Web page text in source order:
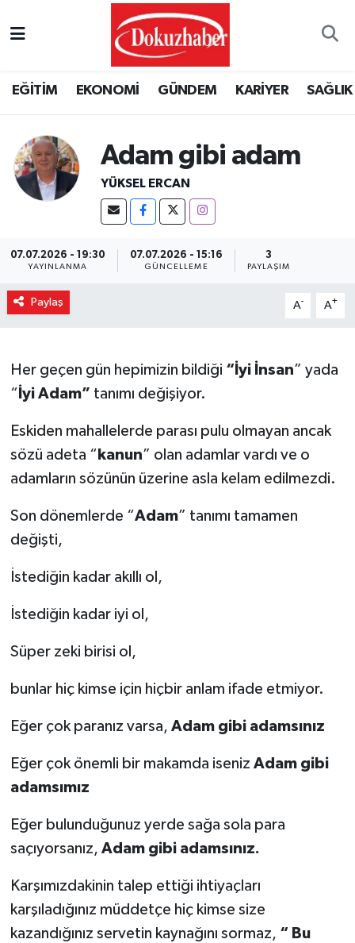
EĞİTİM EKONOMİ GÜNDEM KARİYER SAĞLIK
Adam gibi adam
YÜKSEL ERCAN
07.07.2026 - 19:30
YAYINLANMA
07.07.2026 - 15:16
GÜNCELLEME
3
PAYLAŞIM
Paylaş A- A+
Her geçen gün hepimizin bildiği “İyi İnsan” yada
“ İyi Adam” tanımı değişiyor.
Eskiden mahallelerde parası pulu olmayan ancak
sözü adeta “ kanun” olan adamlar vardı ve o
adamların sözünün üzerine asla kelam edilmezdi.
Son dönemlerde “Adam” tanımı tamamen
değişti,
İstediğin kadar akıllı ol,
İstediğin kadar iyi ol,
Süper zeki birisi ol,
bunlar hiç kimse için hiçbir anlam ifade etmiyor.
Eğer çok paranız varsa, Adam gibi adamsınız
Eğer çok önemli bir makamda iseniz Adam gibi
adamsımız
Eğer bulunduğunuz yerde sağa sola para
saçıyorsanız, Adam gibi adamsınız.
Karşımızdakinin talep ettiği ihtiyaçları
karşıladığınız müddetçe hiç kimse size
kazandığınız servetin kaynağını sormaz, “ Bu
Puan Durumu ve Fikstür
Tüm Manşetler
Son Dakika Haberleri
Haber Arşivi